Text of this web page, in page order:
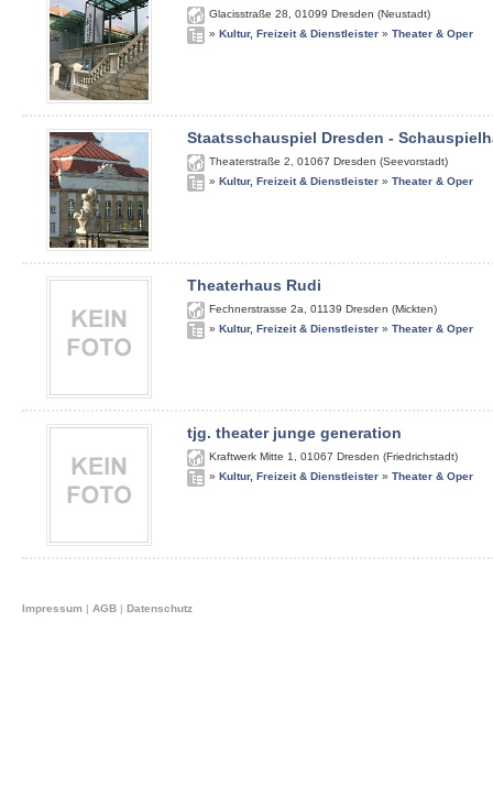
Glacisstraße 28 01099 Dresden (Neustadt)
» Kultur, Freizeit & Dienstleister » Theater & Oper
Staatsschauspiel Dresden -
Theaterstraße 2 01067 Dresden (Seevorstadt)
» Kultur, Freizeit & Dienstleister » Theater & Oper
Theaterhaus Rudi
Fechnerstrasse 2a 01139 Dresden (Mickten)
» Kultur, Freizeit & Dienstleister » Theater & Oper
tjg. theater junge generation
Kraftwerk Mitte 1 01067 Dresden (Friedrichstadt)
» Kultur, Freizeit & Dienstleister » Theater & Oper
Impressum | AGB | Datenschutz